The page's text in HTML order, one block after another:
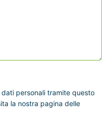
personali tramite questo
la nostra pagina delle